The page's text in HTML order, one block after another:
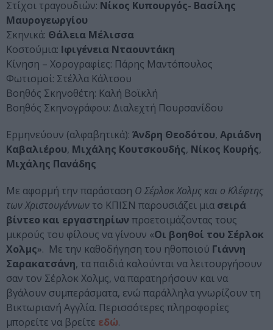
Στίχοι τραγουδιών: Νίκος Κυπουργός- Βασίλης
Μαυρογεωργίου
Σκηνικά: Θάλεια Μέλισσα
Κοστούμια: Ιφιγένεια Νταουντάκη
Κίνηση – Χορογραφίες: Πάρης Μαντόπουλος
Φωτισμοί: Στέλλα Κάλτσου
Βοηθός Σκηνοθέτη: Καλή Βοϊκλή
Βοηθός Σκηνογράφου: Διαλεχτή Πουρσανίδου
Ερμηνεύουν (αλφαβητικά): Άνδρη Θεοδότου, Αριάδνη
Καβαλιέρου, Μιχάλης Κουτσκουδής, Νίκος Κουρής,
Μιχάλης Πανάδης
Με αφορμή την παράσταση Ο Σέρλοκ Χολμς και ο Κλέφτης
των Χριστουγέννων το ΚΠΙΣΝ παρουσιάζει μια σειρά
βίντεο και εργαστηρίων προετοιμάζοντας τους
μικρούς του φίλους να γίνουν «Οι βοηθοί του Σέρλοκ
Χολμς». Με την καθοδήγηση του ηθοποιού Γιάννη
Σαρακατσάνη, τα παιδιά καλούνται να λειτουργήσουν
σαν τον Σέρλοκ Χολμς, να παρατηρήσουν και να
βγάλουν συμπεράσματα, ενώ παράλληλα γνωρίζουν τη
Βικτωριανή Αγγλία. Περισσότερες πληροφορίες
μπορείτε να βρείτε εδώ.